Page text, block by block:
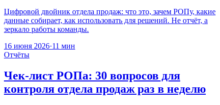
Цифровой двойник отдела продаж: что это, зачем РОПу, какие
данные собирает, как использовать для решений. Не отчёт, а
зеркало работы команды.
16 июня 2026·11 мин
Отчёты
Чек-лист РОПа: 30 вопросов для
контроля отдела продаж раз в неделю